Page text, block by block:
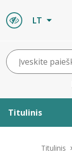
LT
Titulinis
Titulinis